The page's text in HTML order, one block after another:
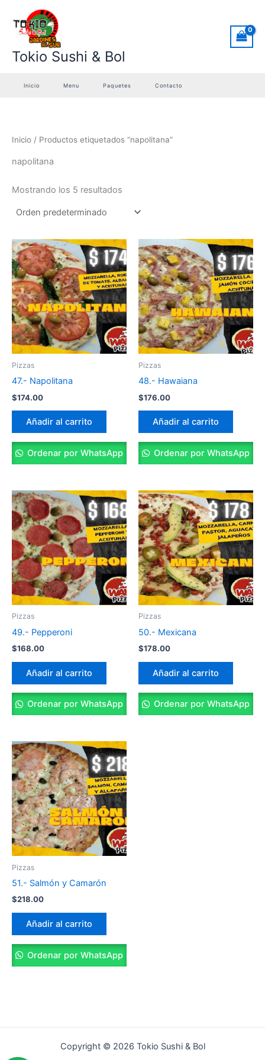
contenido
Tokio Sushi & Bol
Inicio Menu Paquetes Contacto
Inicio / Productos etiquetados “napolitana”
napolitana
Mostrando los 5 resultados
Pizzas
47.- Napolitana
$174.00
Añadir al carrito
Ordenar por WhatsApp
Pizzas
48.- Hawaiana
$176.00
Añadir al carrito
Ordenar por WhatsApp
Pizzas
49.- Pepperoni
$168.00
Añadir al carrito
Ordenar por WhatsApp
Pizzas
50.- Mexicana
$178.00
Añadir al carrito
Ordenar por WhatsApp
Pizzas
51.- Salmón y Camarón
$218.00
Añadir al carrito
Ordenar por WhatsApp
Copyright © 2026 Tokio Sushi & Bol